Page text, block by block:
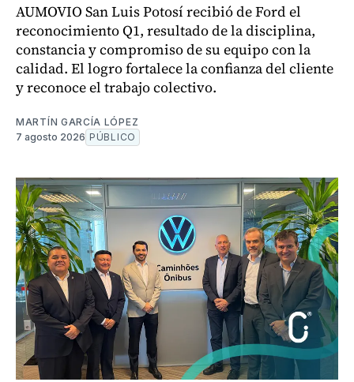
AUMOVIO San Luis Potosí recibió de Ford el
reconocimiento Q1, resultado de la disciplina,
constancia y compromiso de su equipo con la
calidad. El logro fortalece la confianza del cliente
y reconoce el trabajo colectivo.
MARTÍN GARCÍA LÓPEZ
7 agosto 2026 PÚBLICO